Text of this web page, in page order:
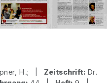
H.; | Zeitschrift: Dr.